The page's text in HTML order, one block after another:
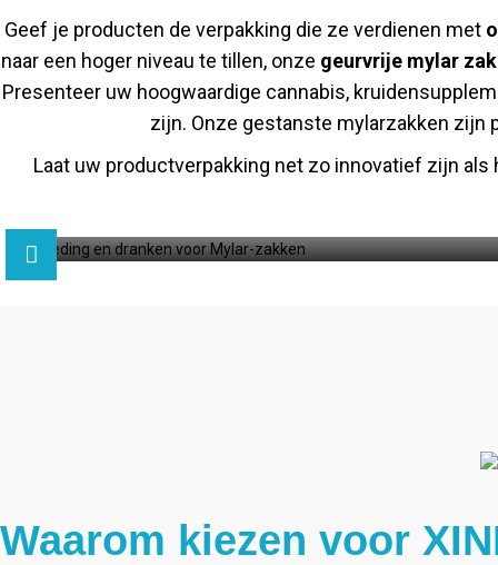
Geef je producten de verpakking die ze verdienen met
naar een hoger niveau te tillen, onze geurvrije mylar
Presenteer uw hoogwaardige cannabis,
zijn. Onze gestanste mylarzakken zijn
Laat uw productverpakking net zo innovatief zijn
Waarom kiezen voor